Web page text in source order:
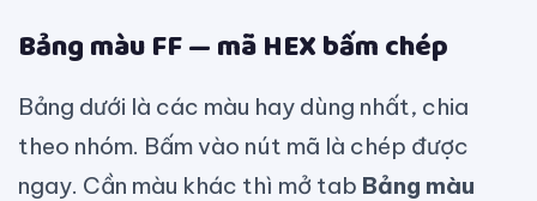
Bảng màu FF — mã HEX bấm chép
Bảng dưới là các màu hay dùng nhất, chia
theo nhóm. Bấm vào nút mã là chép được
ngay. Cần màu khác thì mở tab Bảng màu